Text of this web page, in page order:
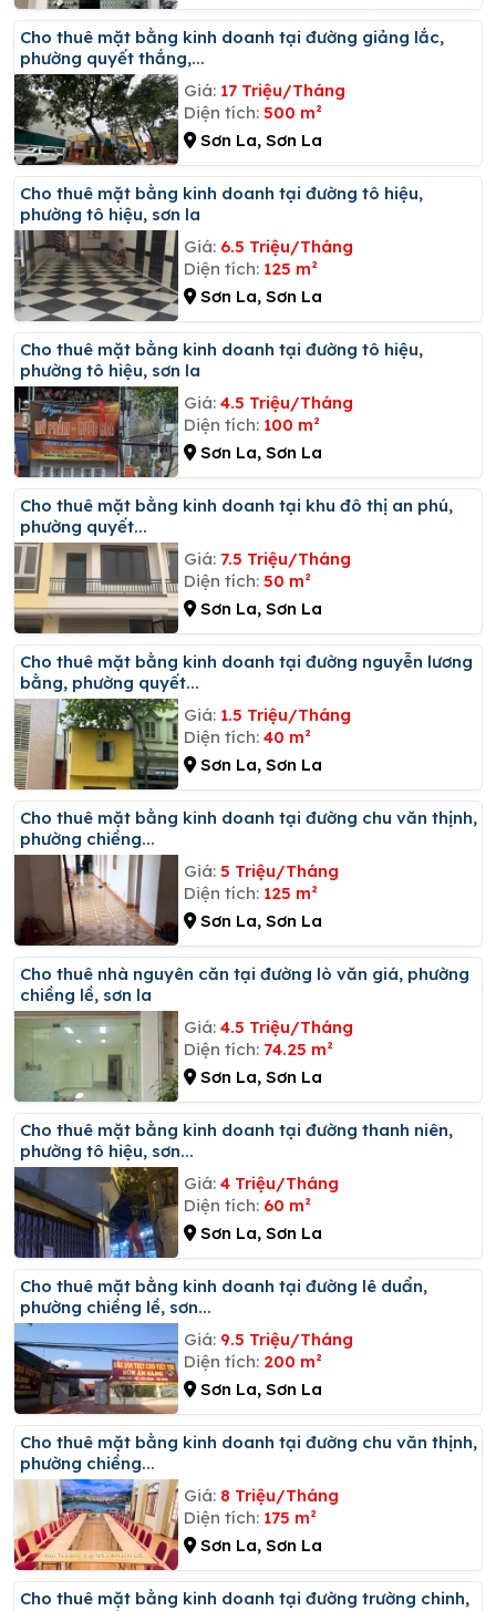
Cho thuê mặt bằng kinh doanh tại đường giảng lắc,
phường quyết thắng,...
Giá: 17 Triệu/Tháng
Diện tích: 500 m²
Sơn La, Sơn La
Cho thuê mặt bằng kinh doanh tại đường tô hiệu,
phường tô hiệu, sơn la
Giá: 6.5 Triệu/Tháng
Diện tích: 125 m²
Sơn La, Sơn La
Cho thuê mặt bằng kinh doanh tại đường tô hiệu,
phường tô hiệu, sơn la
Giá: 4.5 Triệu/Tháng
Diện tích: 100 m²
Sơn La, Sơn La
Cho thuê mặt bằng kinh doanh tại khu đô thị an phú,
phường quyết...
Giá: 7.5 Triệu/Tháng
Diện tích: 50 m²
Sơn La, Sơn La
Cho thuê mặt bằng kinh doanh tại đường nguyễn lương
bằng, phường quyết...
Giá: 1.5 Triệu/Tháng
Diện tích: 40 m²
Sơn La, Sơn La
Cho thuê mặt bằng kinh doanh tại đường chu văn thịnh,
phường chiềng...
Giá: 5 Triệu/Tháng
Diện tích: 125 m²
Sơn La, Sơn La
Cho thuê nhà nguyên căn tại đường lò văn giá, phường
chiềng lề, sơn la
Giá: 4.5 Triệu/Tháng
Diện tích: 74.25 m²
Sơn La, Sơn La
Cho thuê mặt bằng kinh doanh tại đường thanh niên,
phường tô hiệu, sơn...
Giá: 4 Triệu/Tháng
Diện tích: 60 m²
Sơn La, Sơn La
Cho thuê mặt bằng kinh doanh tại đường lê duẩn,
phường chiềng lề, sơn...
Giá: 9.5 Triệu/Tháng
Diện tích: 200 m²
Sơn La, Sơn La
Cho thuê mặt bằng kinh doanh tại đường chu văn thịnh,
phường chiềng...
Giá: 8 Triệu/Tháng
Diện tích: 175 m²
Sơn La, Sơn La
Cho thuê mặt bằng kinh doanh tại đường trường chinh,